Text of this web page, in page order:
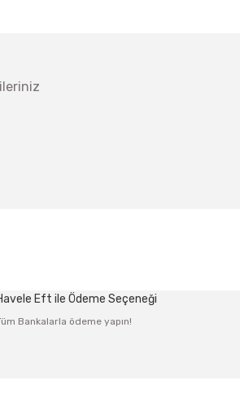
Eft ile Ödeme Seçeneği
Bankalarla ödeme yapın!